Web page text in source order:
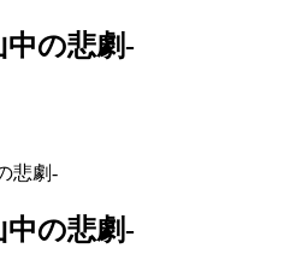
の悲劇-
悲劇-
の悲劇-